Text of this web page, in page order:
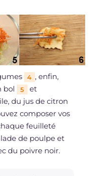
4 , enfin,
bol
5
et
du jus de citron
composer vos
feuilleté
de poulpe et
du poivre noir.